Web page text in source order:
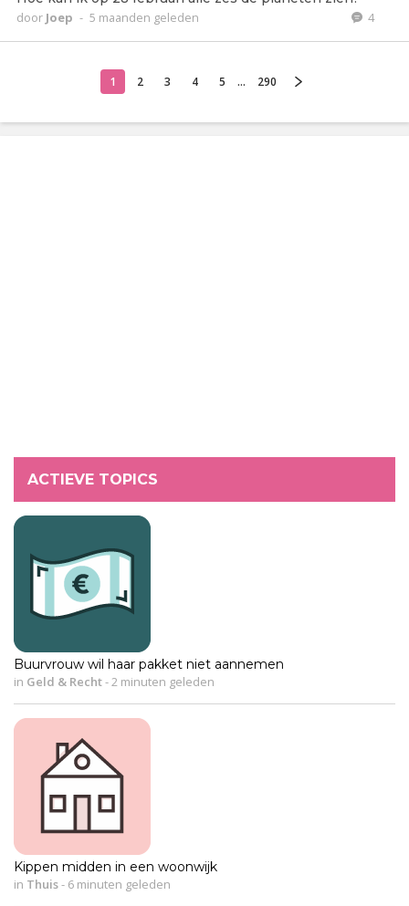
door Joep - 5 maanden geleden 4
1 2 3 4 5 ... 290
ACTIEVE TOPICS
Buurvrouw wil haar pakket niet aannemen
in Geld & Recht- 2 minuten geleden
Kippen midden in een woonwijk
in Thuis- 6 minuten geleden